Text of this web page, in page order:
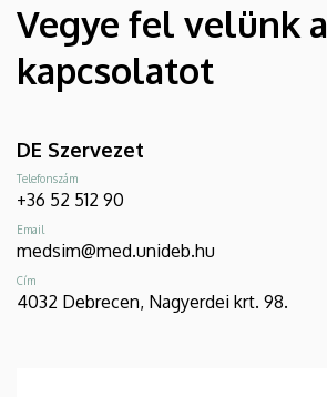
Vegye fel velünk a
kapcsolatot
DE Szervezet
Telefonszám
+36 52 512 90
Email
medsim@med.unideb.hu
Cím
4032 Debrecen, Nagyerdei krt. 98.